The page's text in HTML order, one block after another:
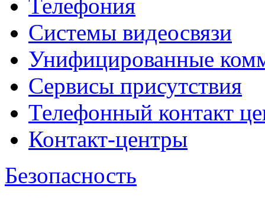
Телефония
Системы видеосвязи
Унифицированные
Сервисы присутствия
Телефонный контакт
Контакт-центры
Безопасность